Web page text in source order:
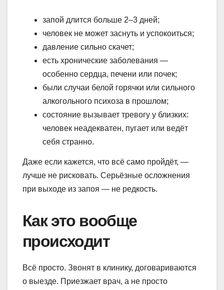
запой длится больше 2–3 дней;
человек не может заснуть и успокоиться;
давление сильно скачет;
есть хронические заболевания —
особенно сердца, печени или почек;
были случаи белой горячки или сильного
алкогольного психоза в прошлом;
состояние вызывает тревогу у близких:
человек неадекватен, пугает или ведёт
себя странно.
Даже если кажется, что всё само пройдёт, —
лучше не рисковать. Серьёзные осложнения
при выходе из запоя — не редкость.
Как это вообще
происходит
Всё просто. Звонят в клинику, договариваются
о выезде. Приезжает врач, а не просто